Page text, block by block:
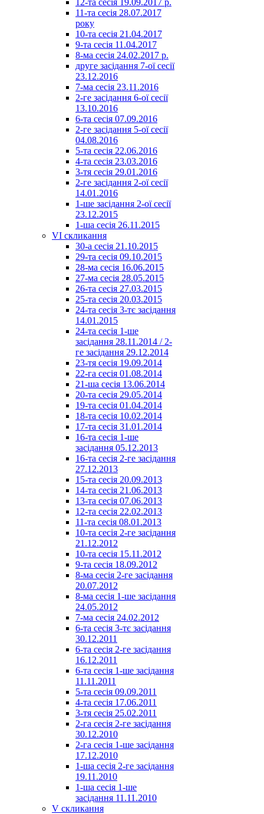
12-та сесія 19.09.2017 р.
11-та сесія 28.07.2017
року
10-та сесія 21.04.2017
9-та сесія 11.04.2017
8-ма сесія 24.02.2017 р.
друге засідання 7-ої сесії
23.12.2016
7-ма сесія 23.11.2016
2-ге засідання 6-ої сесії
13.10.2016
6-та сесія 07.09.2016
2-ге засідання 5-ої сесії
04.08.2016
5-та сесія 22.06.2016
4-та сесія 23.03.2016
3-тя сесія 29.01.2016
2-ге засідання 2-ої сесії
14.01.2016
1-ше засідання 2-ої сесії
23.12.2015
1-ша сесія 26.11.2015
VI скликання
30-а сесія 21.10.2015
29-та сесія 09.10.2015
28-ма сесія 16.06.2015
27-ма сесія 28.05.2015
26-та сесія 27.03.2015
25-та сесія 20.03.2015
24-та сесія 3-тє засідання
14.01.2015
24-та сесія 1-ше
засідання 28.11.2014 / 2-
ге засідання 29.12.2014
23-тя сесія 19.09.2014
22-га сесія 01.08.2014
21-ша сесія 13.06.2014
20-та сесія 29.05.2014
19-та сесія 01.04.2014
18-та сесія 10.02.2014
17-та сесія 31.01.2014
16-та сесія 1-ше
засідання 05.12.2013
16-та сесія 2-ге засідання
27.12.2013
15-та сесія 20.09.2013
14-та сесія 21.06.2013
13-та сесія 07.06.2013
12-та сесія 22.02.2013
11-та сесія 08.01.2013
10-та сесія 2-ге засідання
21.12.2012
10-та сесія 15.11.2012
9-та сесія 18.09.2012
8-ма сесія 2-ге засідання
20.07.2012
8-ма сесія 1-ше засідання
24.05.2012
7-ма сесія 24.02.2012
6-та сесія 3-тє засідання
30.12.2011
6-та сесія 2-ге засідання
16.12.2011
6-та сесія 1-ше засідання
11.11.2011
5-та сесія 09.09.2011
4-та сесія 17.06.2011
3-тя сесія 25.02.2011
2-га сесія 2-ге засідання
30.12.2010
2-га сесія 1-ше засідання
17.12.2010
1-ша сесія 2-ге засідання
19.11.2010
1-ша сесія 1-ше
засідання 11.11.2010
V скликання